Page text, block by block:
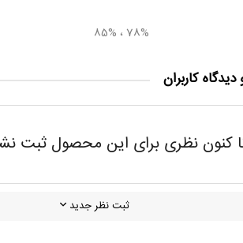
78% ، 85%
دیدگاه کاربران
کنون نظری برای این محصول ثبت
ثبت نظر جدید